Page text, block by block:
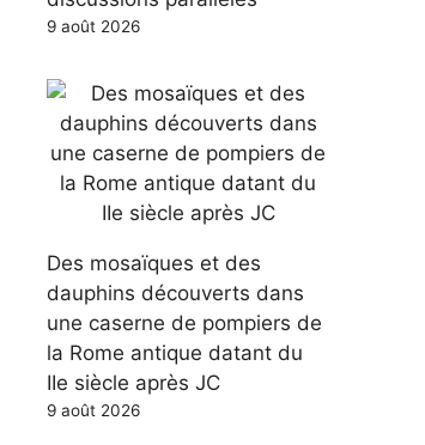
9 août 2026
Des mosaïques et des
dauphins découverts dans
une caserne de pompiers de
la Rome antique datant du
IIe siècle après JC
9 août 2026